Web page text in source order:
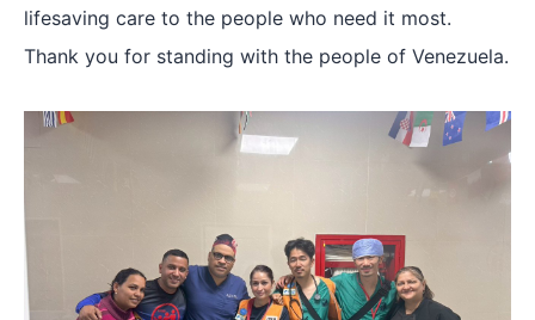
lifesaving care to the people who need it most.
Thank you for standing with the people of Venezuela.